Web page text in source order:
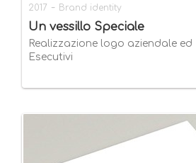
2017 - Brand identity
Un vessillo Speciale
Realizzazione logo aziendale ed
Esecutivi